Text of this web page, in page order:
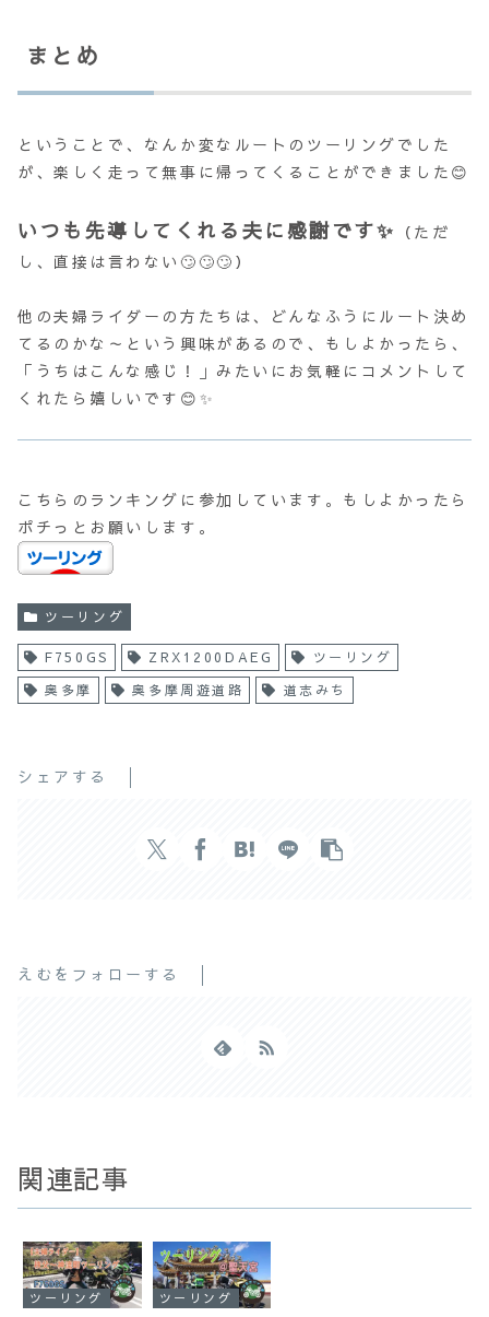
まとめ
ということで、なんか変なルートのツーリングでした
が、楽しく走って無事に帰ってくることができました😊
いつも先導してくれる夫に感謝です✨ （ただ
し、直接は言わない🙄🙄🙄）
他の夫婦ライダーの方たちは、どんなふうにルート決め
てるのかな～という興味があるので、もしよかったら、
「うちはこんな感じ！」みたいにお気軽にコメントして
くれたら嬉しいです😊✨
こちらのランキングに参加しています。もしよかったら
ポチっとお願いします。
ツーリング
F750GS ZRX1200DAEG
ツーリング
奥多摩
奥多摩周遊道路 道志みち
シェアする
えむをフォローする
関連記事
ツーリング ツーリング